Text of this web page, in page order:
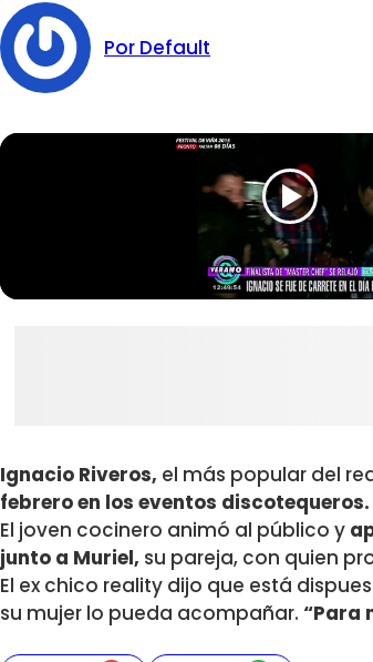
Por Default
Ignacio Riveros, el más popular del
febrero en los eventos discotequeros.
El joven cocinero animó al público y
junto a Muriel, su pareja, con quien
El ex chico reality dijo que está
su mujer lo pueda acompañar. “Para